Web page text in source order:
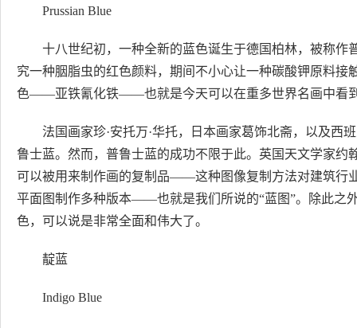
Prussian Blue
十八世纪初，一种全新的蓝色诞生于德国柏林，被称作
究一种胭脂虫的红色颜料，期间不小心让一种碳酸钾原料
色——亚铁氰化铁——也就是今天可以在重多世界名画中看
法国画家珍·安托万·华托，日本画家葛饰北斋，以及西
鲁士蓝。然而，普鲁士蓝的成功不限于此。英国天文学家约
可以被用来制作画的复制品——这种图像复制方法对建筑行
平面图制作多种版本——也就是我们所说的“蓝图”。除此之
色，可以说是非常全面和伟大了。
靛蓝
Indigo Blue